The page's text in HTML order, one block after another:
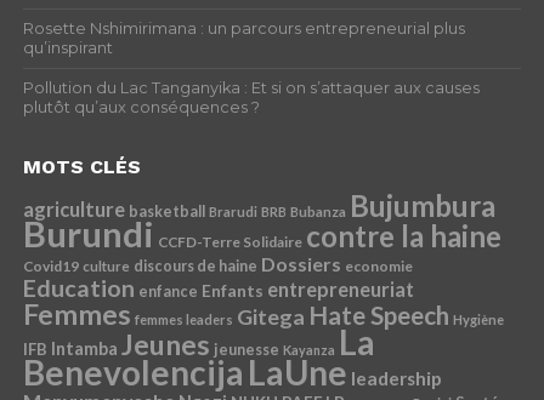
Rosette Nshimirimana : un parcours entrepreneurial plus
qu’inspirant
Pollution du Lac Tanganyika : Et si on s’attaquer aux causes
plutôt qu’aux conséquences ?
MOTS CLÉS
agriculture basketball Brarudi BRB Bubanza Bujumbura
Burundi CCFD-Terre Solidaire contre la haine
Covid19 culture discours de haine Dossiers economie
Education enfance Enfants entrepreneuriat
Femmes femmes leaders Gitega Hate Speech Hygiène
IFB Intamba Jeunes jeunesse Kayanza La
Benevolencija LaUne leadership